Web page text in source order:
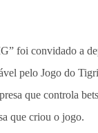
foi convidado a
pelo Jogo do
que controla
que criou o jogo.